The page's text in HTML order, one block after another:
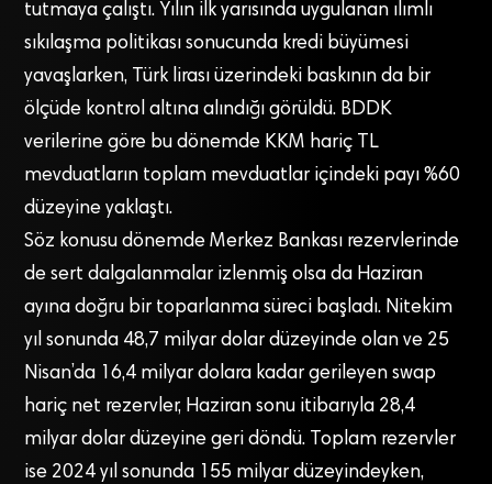
tutmaya çalıştı. Yılın ilk yarısında uygulanan ılımlı
sıkılaşma politikası sonucunda kredi büyümesi
yavaşlarken, Türk lirası üzerindeki baskının da bir
ölçüde kontrol altına alındığı görüldü. BDDK
verilerine göre bu dönemde KKM hariç TL
mevduatların toplam mevduatlar içindeki payı %60
düzeyine yaklaştı.
Söz konusu dönemde Merkez Bankası rezervlerinde
de sert dalgalanmalar izlenmiş olsa da Haziran
ayına doğru bir toparlanma süreci başladı. Nitekim
yıl sonunda 48,7 milyar dolar düzeyinde olan ve 25
Nisan’da 16,4 milyar dolara kadar gerileyen swap
hariç net rezervler, Haziran sonu itibarıyla 28,4
milyar dolar düzeyine geri döndü. Toplam rezervler
ise 2024 yıl sonunda 155 milyar düzeyindeyken,